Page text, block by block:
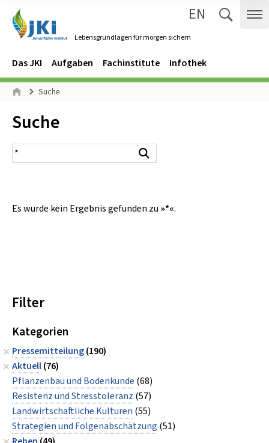
Lebensgrundlagen für morgen sichern
EN
Navigation
Hauptmenü
Das JKI Aufgaben Fachinstitute Infothek
Seitenpfad
Suche
Inhalt:
Suche
Suchergebnis
Es wurde kein Ergebnis gefunden zu »*«.
Filter
Kategorien
Pressemitteilung(190)
Aktuell(76)
Pflanzenbau und Bodenkunde (68)
Resistenz und Stresstoleranz (57)
Landwirtschaftliche Kulturen (55)
Strategien und Folgenabschätzung (51)